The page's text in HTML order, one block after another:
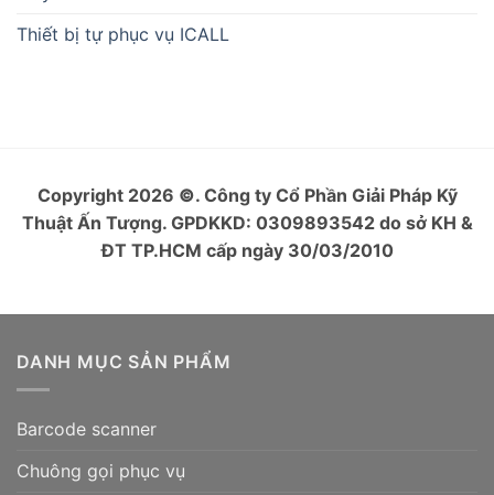
Thiết bị tự phục vụ ICALL
Copyright 2026 ©. Công ty Cổ Phần Giải Pháp Kỹ
Thuật Ấn Tượng. GPDKKD: 0309893542 do sở KH &
ĐT TP.HCM cấp ngày 30/03/2010
DANH MỤC SẢN PHẨM
Barcode scanner
Chuông gọi phục vụ